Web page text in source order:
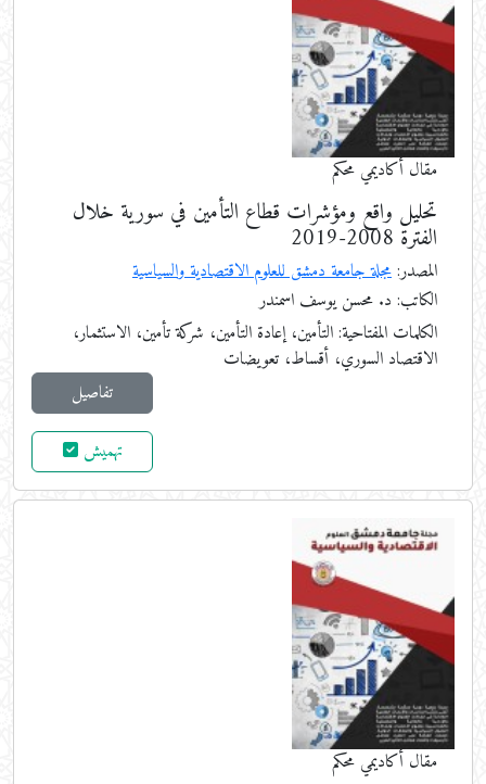
مقال أكاديمي محكم
تحليل واقع ومؤشرات قطاع التأمين في سورية خلال
الفترة 2008-2019
المصدر:مجلة جامعة دمشق للعلوم الاقتصادية والسياسية
الكاتب: د. محسن يوسف اسمندر
الكلمات المفتاحية:التأمين، إعادة التأمين، شركة تأمين، الاستثمار،
الاقتصاد السوري، أقساط، تعويضات
تفاصيل
تهميش
مقال أكاديمي محكم